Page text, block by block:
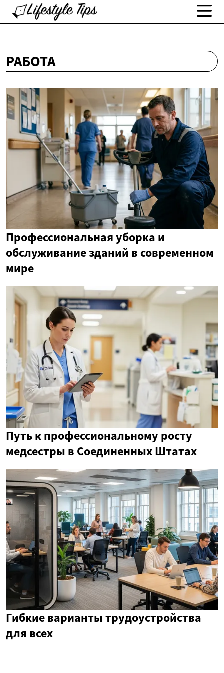
РАБОТА
Профессиональная уборка и
обслуживание зданий в современном
мире
Путь к профессиональному росту
медсестры в Соединенных Штатах
Гибкие варианты трудоустройства
для всех